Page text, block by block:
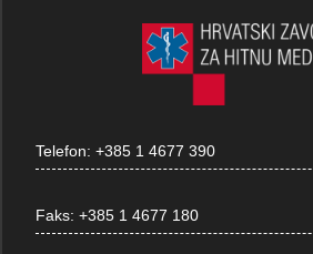
Telefon:+385 1 4677 390
Faks:+385 1 4677 180